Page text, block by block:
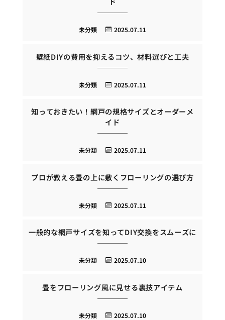
2025.07.11
未分類
壁紙DIYの費用を抑えるコツ、材料選びと工夫
2025.07.11
未分類
知っておきたい！網戸の規格サイズとオーダーメ
イド
2025.07.11
未分類
プロが教える畳の上に敷くフローリングの選び方
2025.07.11
未分類
一般的な網戸サイズを知ってDIY交換をスムーズに
2025.07.10
未分類
畳をフローリング風に見せる裏技アイテム
2025.07.10
未分類